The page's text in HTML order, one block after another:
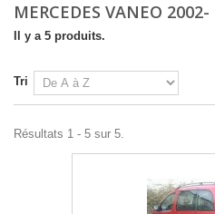
MERCEDES VANEO 2002-
Il y a 5 produits.
Tri
Résultats 1 - 5 sur 5.